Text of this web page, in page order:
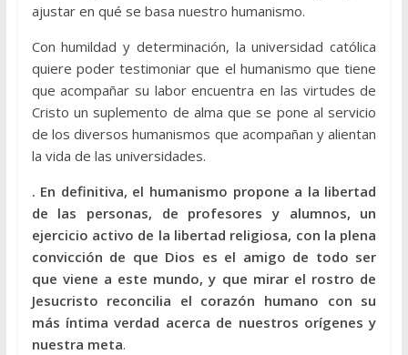
ajustar en qué se basa nuestro humanismo.
Con humildad y determinación, la universidad católica
quiere poder testimoniar que el humanismo que tiene
que acompañar su labor encuentra en las virtudes de
Cristo un suplemento de alma que se pone al servicio
de los diversos humanismos que acompañan y alientan
la vida de las universidades.
. En definitiva, el humanismo propone a la libertad
de las personas, de profesores y alumnos, un
ejercicio activo de la libertad religiosa, con la plena
convicción de que Dios es el amigo de todo ser
que viene a este mundo, y que mirar el rostro de
Jesucristo reconcilia el corazón humano con su
más íntima verdad acerca de nuestros orígenes y
nuestra meta.